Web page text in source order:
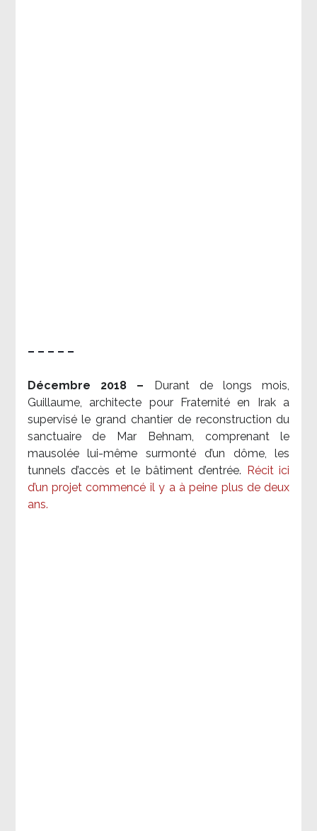
– – – – –
Décembre 2018 –
Durant de longs mois,
Guillaume, architecte pour Fraternité en Irak a
supervisé le grand chantier de reconstruction du
sanctuaire de Mar Behnam, comprenant le
mausolée lui-même surmonté d’un dôme, les
tunnels d’accès et le bâtiment d’entrée.
Récit ici
d’un projet commencé il y a à peine plus de deux
ans.